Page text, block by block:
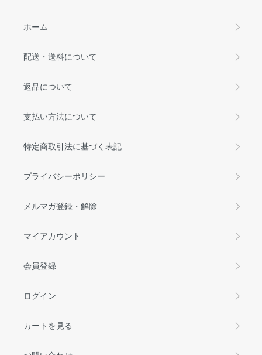
ホーム
配送・送料について
返品について
支払い方法について
特定商取引法に基づく表記
プライバシーポリシー
メルマガ登録・解除
マイアカウント
会員登録
ログイン
カートを見る